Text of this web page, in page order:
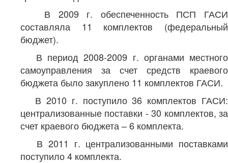
В 2009 г. обеспеченность ПСП ГАСИ
составляла 11 комплектов (федеральный
бюджет).
В период 2008-2009 г. органами местного
самоуправления за счет средств краевого
бюджета было закуплено 11 комплектов ГАСИ.
В 2010 г. поступило 36 комплектов ГАСИ:
централизованные поставки - 30 комплектов, за
счет краевого бюджета – 6 комплекта.
В 2011 г. централизованными поставками
поступило 4 комплекта.